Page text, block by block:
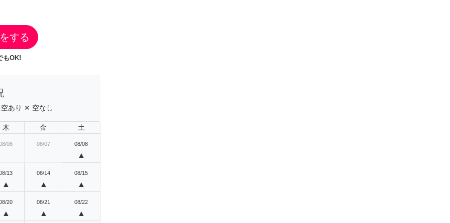
する
もOK!
空あり ✕:空なし
木 金 土
06 08/07 08/08
▲
13
▲
08/14
▲
08/15
▲
20
▲
08/21
▲
08/22
▲